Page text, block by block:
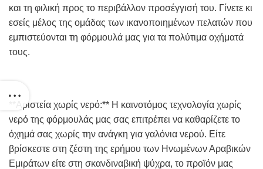
και τη φιλική προς το περιβάλλον προσέγγισή του. Γίνετε κι
εσείς μέλος της ομάδας των ικανοποιημένων πελατών που
εμπιστεύονται τη φόρμουλά μας για τα πολύτιμα οχήματά
τους.
**Αριστεία χωρίς νερό:** Η καινοτόμος τεχνολογία χωρίς
νερό της φόρμουλάς μας σας επιτρέπει να καθαρίζετε το
όχημά σας χωρίς την ανάγκη για γαλόνια νερού. Είτε
βρίσκεστε στη ζέστη της ερήμου των Ηνωμένων Αραβικών
Εμιράτων είτε στη σκανδιναβική ψύχρα, το προϊόν μας